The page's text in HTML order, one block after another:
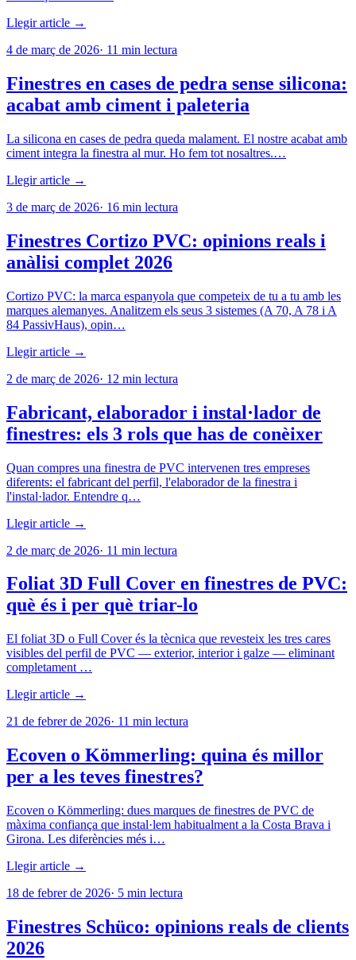
Llegir article →
4 de març de 2026· 11 min lectura
Finestres en cases de pedra sense silicona:
acabat amb ciment i paleteria
La silicona en cases de pedra queda malament. El nostre acabat amb
ciment integra la finestra al mur. Ho fem tot nosaltres.…
Llegir article →
3 de març de 2026· 16 min lectura
Finestres Cortizo PVC: opinions reals i
anàlisi complet 2026
Cortizo PVC: la marca espanyola que competeix de tu a tu amb les
marques alemanyes. Analitzem els seus 3 sistemes (A 70, A 78 i A
84 PassivHaus), opin…
Llegir article →
2 de març de 2026· 12 min lectura
Fabricant, elaborador i instal·lador de
finestres: els 3 rols que has de conèixer
Quan compres una finestra de PVC intervenen tres empreses
diferents: el fabricant del perfil, l'elaborador de la finestra i
l'instal·lador. Entendre q…
Llegir article →
2 de març de 2026· 11 min lectura
Foliat 3D Full Cover en finestres de PVC:
què és i per què triar-lo
El foliat 3D o Full Cover és la tècnica que revesteix les tres cares
visibles del perfil de PVC — exterior, interior i galze — eliminant
completament …
Llegir article →
21 de febrer de 2026· 11 min lectura
Ecoven o Kömmerling: quina és millor
per a les teves finestres?
Ecoven o Kömmerling: dues marques de finestres de PVC de
màxima confiança que instal·lem habitualment a la Costa Brava i
Girona. Les diferències més i…
Llegir article →
18 de febrer de 2026· 5 min lectura
Finestres Schüco: opinions reals de clients
2026